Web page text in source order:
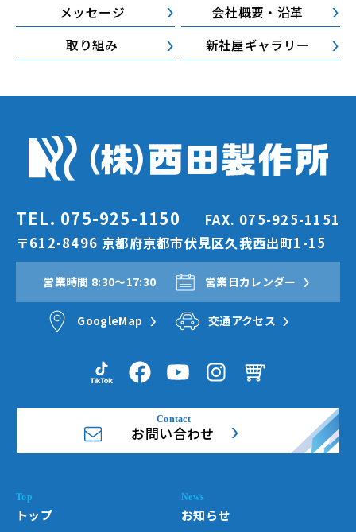
メッセージ
会社概要・沿革
取り組み
新社屋ギャラリー
TEL. 075-925-1150
FAX. 075-925-1151
〒612-8496 京都府京都市伏見区久我西出町1-15
営業時間 8:30〜17:30 営業日カレンダー
GoogleMap 交通アクセス
お問い合わせ
トップ お知らせ